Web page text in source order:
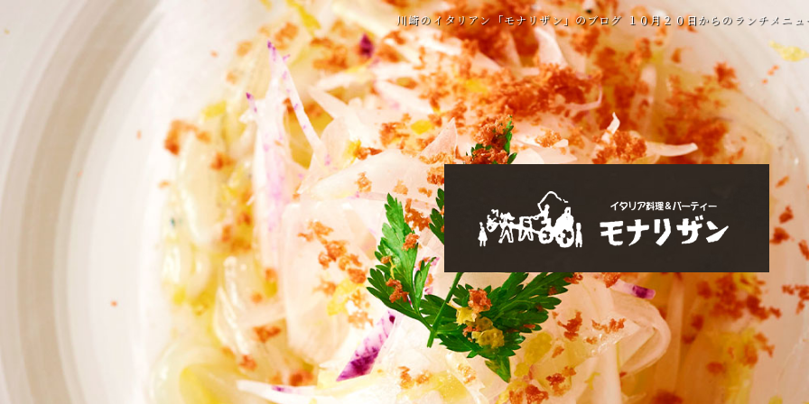
川崎のイタリアン「モナリザン」のブログ １０月２０日からのランチメニュ